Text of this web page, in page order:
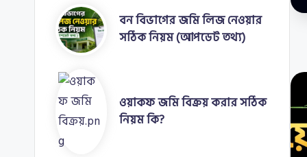
বন বিভাগের জমি লিজ নেওয়ার
সঠিক নিয়ম (আপডেট তথ্য)
ওয়াকফ জমি বিক্রয় করার সঠিক
নিয়ম কি?